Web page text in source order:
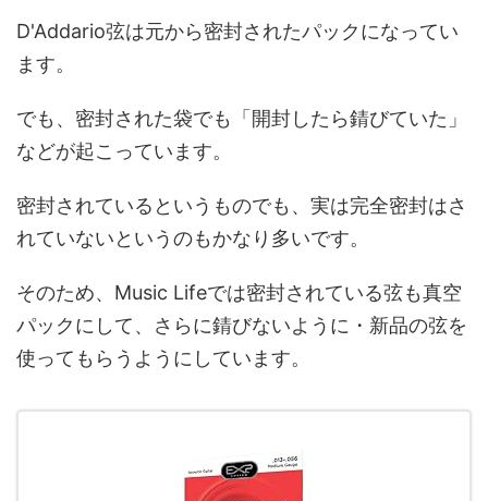
D'Addario弦は元から密封されたパックになってい
ます。
でも、密封された袋でも「開封したら錆びていた」
などが起こっています。
密封されているというものでも、実は完全密封はさ
れていないというのもかなり多いです。
そのため、Music Lifeでは密封されている弦も真空
パックにして、さらに錆びないように・新品の弦を
使ってもらうようにしています。